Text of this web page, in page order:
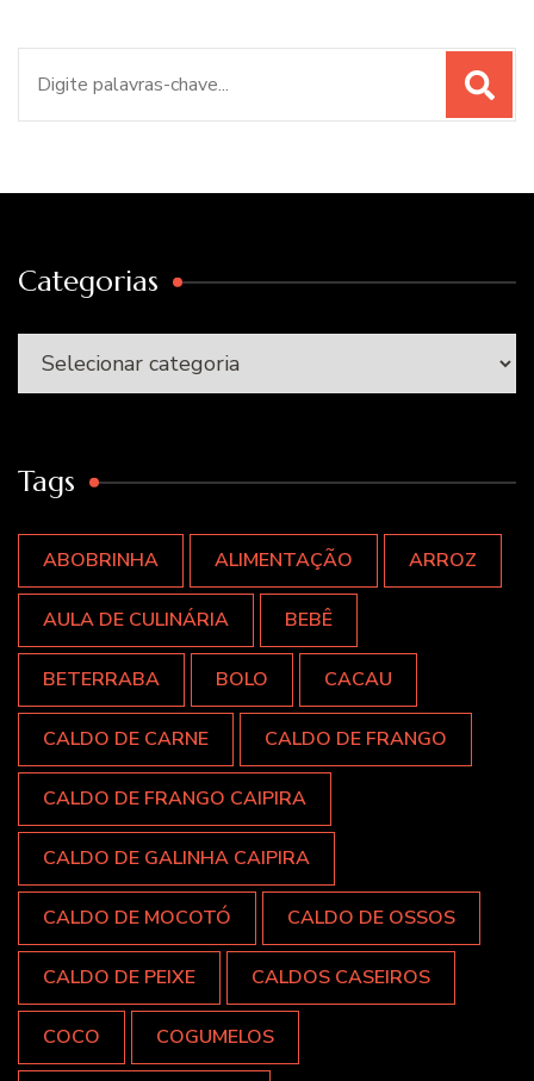
Categorias
Categorias
Tags
ABOBRINHA ALIMENTAÇÃO ARROZ
AULA DE CULINÁRIA BEBÊ
BETERRABA BOLO CACAU
CALDO DE CARNE CALDO DE FRANGO
CALDO DE FRANGO CAIPIRA
CALDO DE GALINHA CAIPIRA
CALDO DE MOCOTÓ CALDO DE OSSOS
CALDO DE PEIXE CALDOS CASEIROS
COCO COGUMELOS